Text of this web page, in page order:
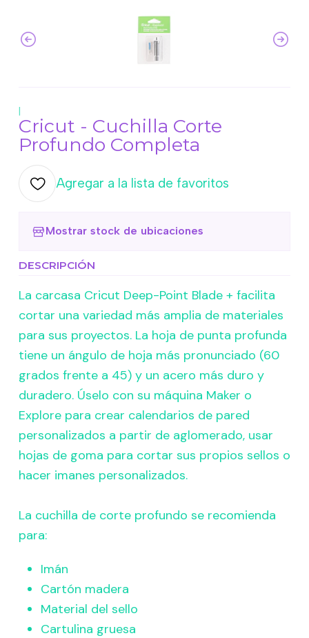
|
Cricut - Cuchilla Corte
Profundo Completa
Agregar a la lista de favoritos
Mostrar stock de ubicaciones
DESCRIPCIÓN
La carcasa Cricut Deep-Point Blade + facilita
cortar una variedad más amplia de materiales
para sus proyectos. La hoja de punta profunda
tiene un ángulo de hoja más pronunciado (60
grados frente a 45) y un acero más duro y
duradero. Úselo con su máquina Maker o
Explore para crear calendarios de pared
personalizados a partir de aglomerado, usar
hojas de goma para cortar sus propios sellos o
hacer imanes personalizados.
La cuchilla de corte profundo se recomienda
para:
Imán
Cartón madera
Material del sello
Cartulina gruesa